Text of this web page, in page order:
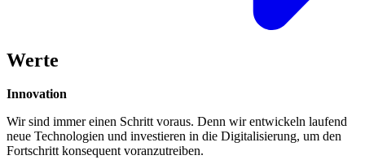
Werte
Innovation
Wir sind immer einen Schritt voraus. Denn wir entwickeln laufend
neue Technologien und investieren in die Digitalisierung, um den
Fortschritt konsequent voranzutreiben.